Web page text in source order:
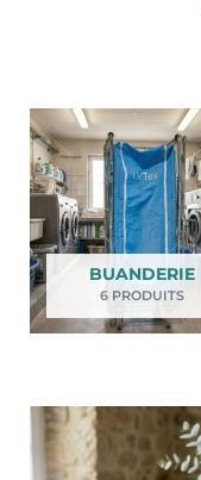
BUANDERIE
6 PRODUITS